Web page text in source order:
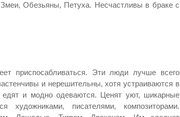
Обезьяны, Петуха. Несчастливы в браке с
приспосабливаться. Эти люди лучше всего
и нерешительны, хотя устраиваются в
и модно одеваются. Ценят уют, шикарные
художниками, писателями, композиторами.